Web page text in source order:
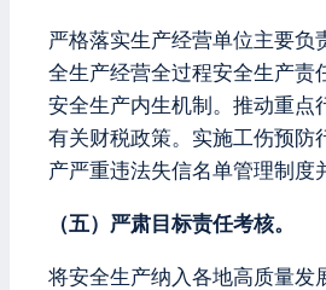
严格落实生产经营单位主要负
全生产经营全过程安全生产责
安全生产内生机制。推动重点
有关财税政策。实施工伤预防
产严重违法失信名单管理制度
（五）严肃目标责任考核。
将安全生产纳入各地高质量发